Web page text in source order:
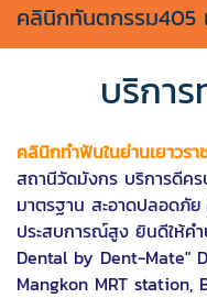
คลินิกทันตกรรม405
บริกา
คลินิกทำฟันในย่านเยาวร
สถานีวัดมังกร บริการดีค
มาตรฐาน สะอาดปลอดภั
ประสบการณ์สูง ยินดีให้ค
Dental by Dent-Mate"
Mangkon MRT station,